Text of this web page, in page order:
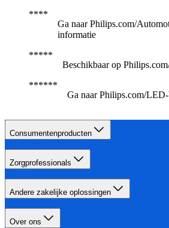
Ga naar Philips.com/
informatie
Beschikbaar op
Ga naar Philips.com/
Consumentenproducten
Zorgprofessionals
Andere zakelijke oplossingen
Over ons